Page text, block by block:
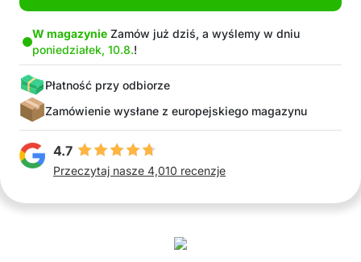
W magazynie Zamów już dziś, a wyślemy w dniu
poniedziałek, 10.8.!
Płatność przy odbiorze
Zamówienie wysłane z europejskiego magazynu
4.7
Przeczytaj nasze 4,010 recenzje